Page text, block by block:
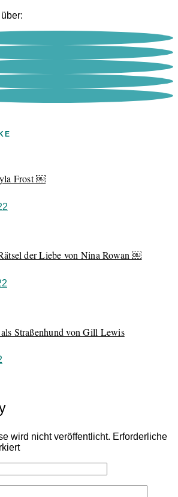
Frost ￼
der Liebe von Nina Rowan ￼
Straßenhund von Gill Lewis
wird nicht veröffentlicht. Erforderliche